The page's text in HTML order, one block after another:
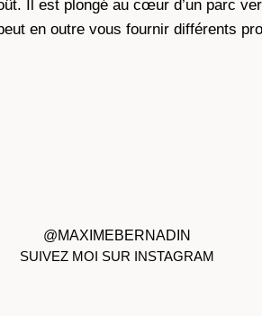
Il est plongé au cœur d’un parc
en outre vous fournir différents
@MAXIMEBERNADIN
SUIVEZ MOI SUR INSTAGRAM